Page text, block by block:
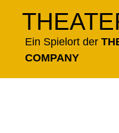
springenEin Spielort der
COMPANY